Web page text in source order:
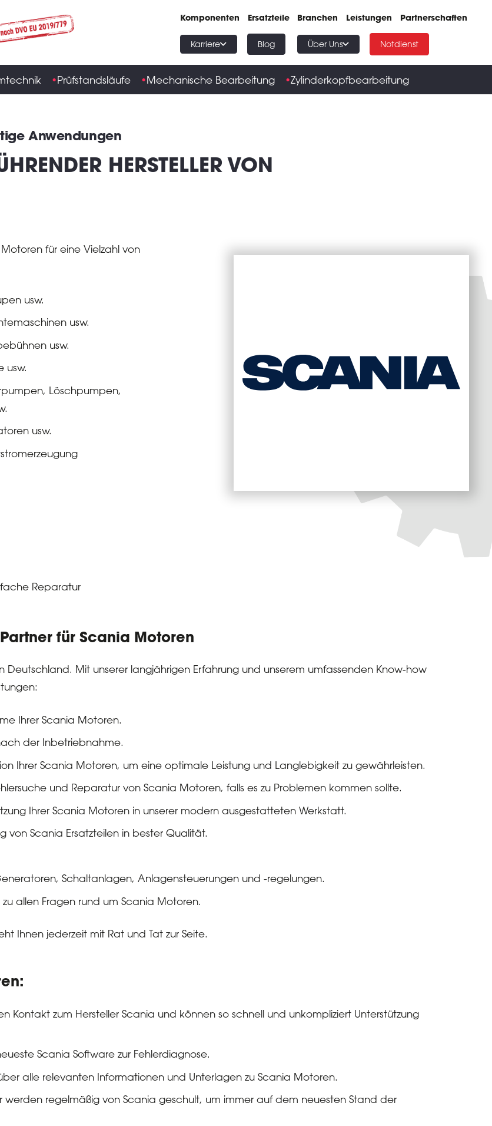
Komponenten Ersatzteile Branchen Leistungen Partnerschaften
Karriere Blog Über Uns Notdienst
Prüfstandsläufe Mechanische Bearbeitung Zylinderkopfbearbeitung
Anwendungen
HERSTELLER VON
für eine Vielzahl von
usw.
usw.
usw.
usw.
Löschpumpen,
usw.
Reparatur
für Scania Motoren
Deutschland. Mit unserer langjährigen Erfahrung und unserem umfassenden Know-how
Ihrer Scania Motoren.
der Inbetriebnahme.
Ihrer Scania Motoren, um eine optimale Leistung und Langlebigkeit zu gewährleisten.
und Reparatur von Scania Motoren, falls es zu Problemen kommen sollte.
Ihrer Scania Motoren in unserer modern ausgestatteten Werkstatt.
von Scania Ersatzteilen in bester Qualität.
Schaltanlagen, Anlagensteuerungen und -regelungen.
allen Fragen rund um Scania Motoren.
Ihnen jederzeit mit Rat und Tat zur Seite.
Kontakt zum Hersteller Scania und können so schnell und unkompliziert Unterstützung
Scania Software zur Fehlerdiagnose.
alle relevanten Informationen und Unterlagen zu Scania Motoren.
werden regelmäßig von Scania geschult, um immer auf dem neuesten Stand der